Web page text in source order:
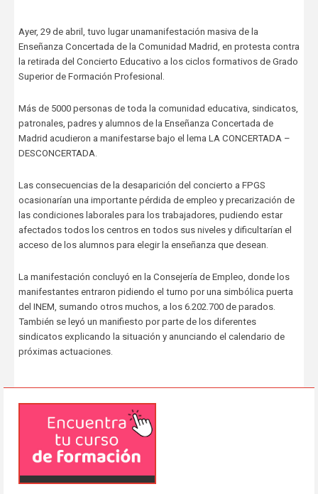
Ayer, 29 de abril, tuvo lugar unamanifestación masiva de la
Enseñanza Concertada de la Comunidad Madrid, en protesta contra
la retirada del Concierto Educativo a los ciclos formativos de Grado
Superior de Formación Profesional.
Más de 5000 personas de toda la comunidad educativa, sindicatos,
patronales, padres y alumnos de la Enseñanza Concertada de
Madrid acudieron a manifestarse bajo el lema LA CONCERTADA –
DESCONCERTADA.
Las consecuencias de la desaparición del concierto a FPGS
ocasionarían una importante pérdida de empleo y precarización de
las condiciones laborales para los trabajadores, pudiendo estar
afectados todos los centros en todos sus niveles y dificultarían el
acceso de los alumnos para elegir la enseñanza que desean.
La manifestación concluyó en la Consejería de Empleo, donde los
manifestantes entraron pidiendo el turno por una simbólica puerta
del INEM, sumando otros muchos, a los 6.202.700 de parados.
También se leyó un manifiesto por parte de los diferentes
sindicatos explicando la situación y anunciando el calendario de
próximas actuaciones.